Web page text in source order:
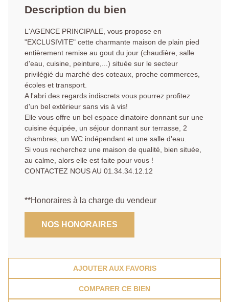
Description du bien
L'AGENCE PRINCIPALE, vous propose en
"EXCLUSIVITE" cette charmante maison de plain pied
entièrement remise au gout du jour (chaudière, salle
d'eau, cuisine, peinture,...) située sur le secteur
privilégié du marché des coteaux, proche commerces,
écoles et transport.
A l'abri des regards indiscrets vous pourrez profitez
d'un bel extérieur sans vis à vis!
Elle vous offre un bel espace dinatoire donnant sur une
cuisine équipée, un séjour donnant sur terrasse, 2
chambres, un WC indépendant et une salle d'eau.
Si vous recherchez une maison de qualité, bien située,
au calme, alors elle est faite pour vous !
CONTACTEZ NOUS AU 01.34.34.12.12
**Honoraires à la charge du vendeur
NOS HONORAIRES
AJOUTER AUX FAVORIS
COMPARER CE BIEN